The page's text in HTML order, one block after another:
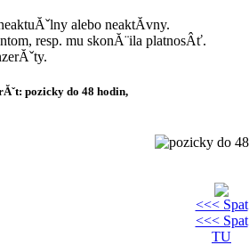
alebo neaktĂ­vny.
resp. mu skonĂ¨ila platnosÂť.
pozicky do 48 hodin,
<<< Spat
<<< Spat
TU